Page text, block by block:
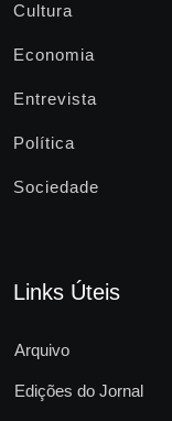
Cultura
Economia
Entrevista
Política
Sociedade
Links Úteis
Arquivo
Edições do Jornal